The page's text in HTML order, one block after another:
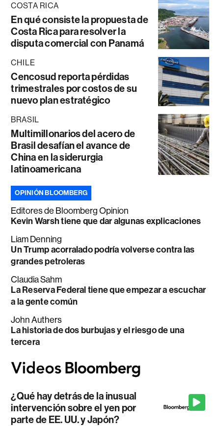
COSTA RICA
En qué consiste la propuesta de
Costa Rica para resolver la
disputa comercial con Panamá
CHILE
Cencosud reporta pérdidas
trimestrales por costos de su
nuevo plan estratégico
BRASIL
Multimillonarios del acero de
Brasil desafían el avance de
China en la siderurgia
latinoamericana
OPINIÓN BLOOMBERG
Editores de Bloomberg Opinion
Kevin Warsh tiene que dar algunas explicaciones
Liam Denning
Un Trump acorralado podría volverse contra las
grandes petroleras
Claudia Sahm
La Reserva Federal tiene que empezar a escuchar
a la gente común
John Authers
La historia de dos burbujas y el riesgo de una
tercera
¿Qué hay detrás de la inusual
intervención sobre el yen por
parte de EE. UU. y Japón?